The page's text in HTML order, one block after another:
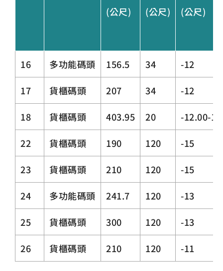
(公尺) (公尺) (公尺)
16 多功能碼頭 156.5 34 -12
17 貨櫃碼頭 207 34 -12
18 貨櫃碼頭 403.95 20 -12.00-
22 貨櫃碼頭 190 120 -15
23 貨櫃碼頭 210 120 -15
24 多功能碼頭 241.7 120 -13
25 貨櫃碼頭 300 120 -13
26 貨櫃碼頭 210 120 -11